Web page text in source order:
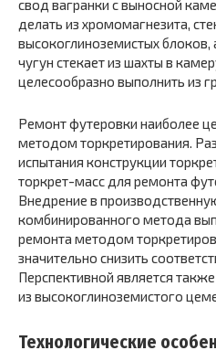
свод вагранки с выносной
делать из хромомагнезита,
высокоглиноземистых
чугун стекает из шахты в
целесообразно выполнить из
Ремонт футеровки наиболее
методом торкретирования.
испытания конструкции
торкрет-масс для ремонта
Внедрение в
комбинированного метода
ремонта методом
значительно снизить
Перспективной является
из высокоглиноземистого
Технологические